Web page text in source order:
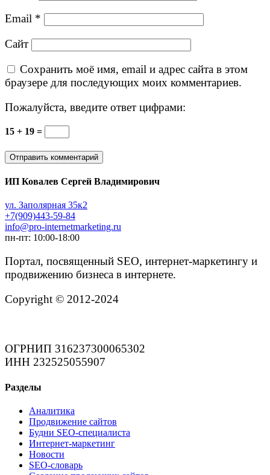
Email *
Сайт
Сохранить моё имя, email и адрес сайта в этом
браузере для последующих моих комментариев.
Пожалуйста, введите ответ цифрами:
15 + 19 =
ИП Ковалев Сергей Владимирович
ул. Заполярная 35к2
+7(909)443-59-84
info@pro-internetmarketing.ru
пн-пт: 10:00-18:00
Портал, посвященный SEO, интернет-маркетингу и
продвижению бизнеса в интернете.
Copyright © 2012-2024
ОГРНИП 316237300065302
ИНН 232525055907
Разделы
Аналитика
Продвижение сайтов
Будни SEO-специалиста
Интернет-маркетинг
Новости
SEO-словарь